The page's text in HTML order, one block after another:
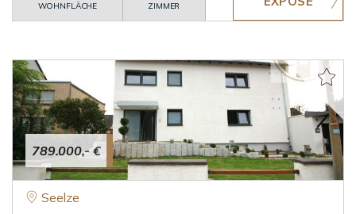
WOHNFLÄCHE
ZIMMER
789.000,- €
Seelze